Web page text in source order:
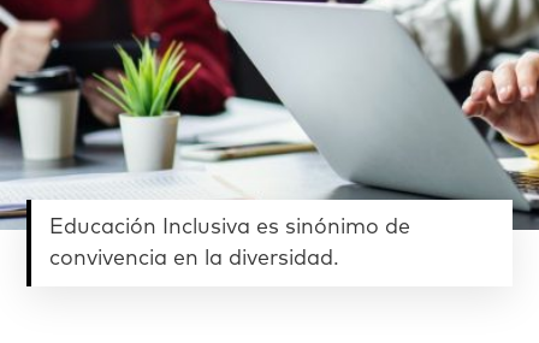
Educación Inclusiva es sinónimo de
convivencia en la diversidad.